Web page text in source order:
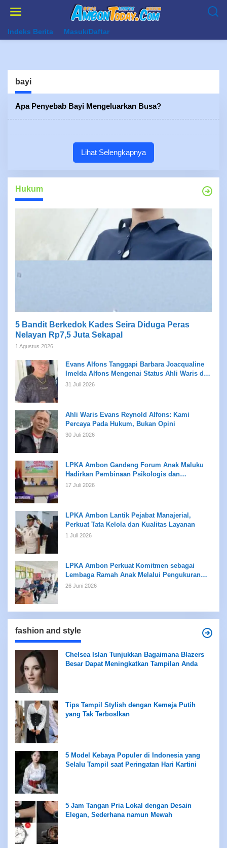
Indeks Berita Masuk/Daftar
bayi
Apa Penyebab Bayi Mengeluarkan Busa?
Lihat Selengkapnya
Hukum
5 Bandit Berkedok Kades Seira Diduga Peras
Nelayan Rp7,5 Juta Sekapal
1 Agustus 2026
Evans Alfons Tanggapi Barbara Joacqualine
Imelda Alfons Mengenai Status Ahli Waris dan
Putusan Pengadilan
31 Juli 2026
Ahli Waris Evans Reynold Alfons: Kami
Percaya Pada Hukum, Bukan Opini
30 Juli 2026
LPKA Ambon Gandeng Forum Anak Maluku
Hadirkan Pembinaan Psikologis dan
Kreativitas bagi Anak Binaan
17 Juli 2026
LPKA Ambon Lantik Pejabat Manajerial,
Perkuat Tata Kelola dan Kualitas Layanan
1 Juli 2026
LPKA Ambon Perkuat Komitmen sebagai
Lembaga Ramah Anak Melalui Pengukuran
Standar LPKRA
26 Juni 2026
fashion and style
Chelsea Islan Tunjukkan Bagaimana Blazers
Besar Dapat Meningkatkan Tampilan Anda
Tips Tampil Stylish dengan Kemeja Putih
yang Tak Terboslkan
5 Model Kebaya Populer di Indonesia yang
Selalu Tampil saat Peringatan Hari Kartini
5 Jam Tangan Pria Lokal dengan Desain
Elegan, Sederhana namun Mewah